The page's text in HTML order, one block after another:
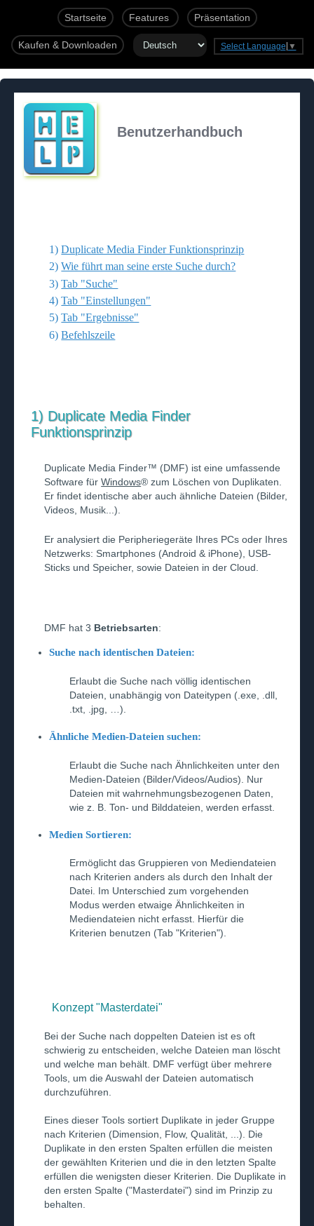
Startseite Features Präsentation
Kaufen & Downloaden Select Language ▼
Benutzerhandbuch
1)Duplicate Media Finder Funktionsprinzip
2)Wie führt man seine erste Suche durch?
3)Tab "Suche"
4)Tab "Einstellungen"
5)Tab "Ergebnisse"
6)Befehlszeile
1) Duplicate Media Finder
Funktionsprinzip
Duplicate Media Finder™ (DMF) ist eine umfassende
Software fürWindows® zum Löschen von Duplikaten.
Er findet identische aber auch ähnliche Dateien (Bilder,
Videos, Musik...).
Er analysiert die Peripheriegeräte Ihres PCs oder Ihres
Netzwerks: Smartphones (Android & iPhone), USB-
Sticks und Speicher, sowie Dateien in der Cloud.
DMF hat 3 Betriebsarten:
Suche nach identischen Dateien:
Erlaubt die Suche nach völlig identischen
Dateien, unabhängig von Dateitypen (.exe, .dll,
.txt, .jpg, …).
Ähnliche Medien-Dateien suchen:
Erlaubt die Suche nach Ähnlichkeiten unter den
Medien-Dateien (Bilder/Videos/Audios). Nur
Dateien mit wahrnehmungsbezogenen Daten,
wie z. B. Ton- und Bilddateien, werden erfasst.
Medien Sortieren:
Ermöglicht das Gruppieren von Mediendateien
nach Kriterien anders als durch den Inhalt der
Datei. Im Unterschied zum vorgehenden
Modus werden etwaige Ähnlichkeiten in
Mediendateien nicht erfasst. Hierfür die
Kriterien benutzen (Tab "Kriterien").
Konzept "Masterdatei"
Bei der Suche nach doppelten Dateien ist es oft
schwierig zu entscheiden, welche Dateien man löscht
und welche man behält. DMF verfügt über mehrere
Tools, um die Auswahl der Dateien automatisch
durchzuführen.
Eines dieser Tools sortiert Duplikate in jeder Gruppe
nach Kriterien (Dimension, Flow, Qualität, ...). Die
Duplikate in den ersten Spalten erfüllen die meisten
der gewählten Kriterien und die in den letzten Spalte
erfüllen die wenigsten dieser Kriterien. Die Duplikate in
den ersten Spalte ("Masterdatei") sind im Prinzip zu
behalten.